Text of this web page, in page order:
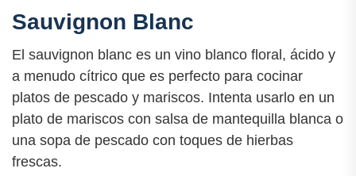
Sauvignon Blanc
El sauvignon blanc es un vino blanco floral, ácido y
a menudo cítrico que es perfecto para cocinar
platos de pescado y mariscos. Intenta usarlo en un
plato de mariscos con salsa de mantequilla blanca o
una sopa de pescado con toques de hierbas
frescas.